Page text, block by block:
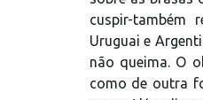
cuspir-também
Uruguai e
não queima. O
como de outra